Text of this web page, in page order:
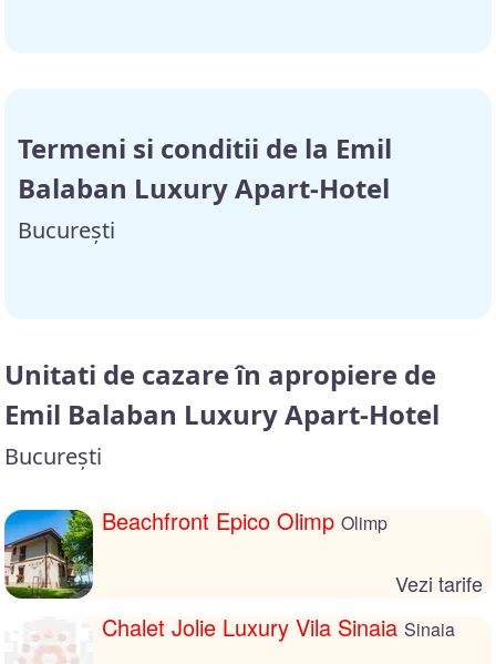
Termeni si conditii de la Emil
Balaban Luxury Apart-Hotel
București
Unitati de cazare în apropiere de
Emil Balaban Luxury Apart-Hotel
București
Beachfront Epico Olimp Olimp
Vezi tarife
Chalet Jolie Luxury Vila Sinaia Sinaia